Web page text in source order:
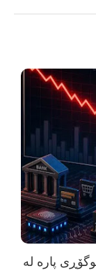
پارە لە